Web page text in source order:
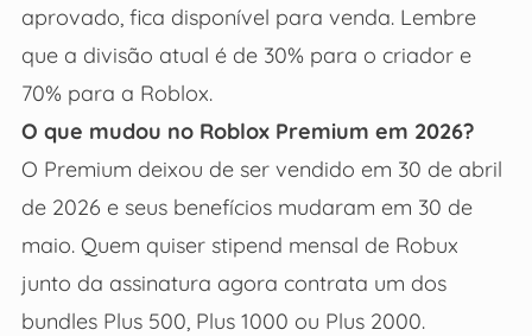
aprovado, fica disponível para venda. Lembre
que a divisão atual é de 30% para o criador e
70% para a Roblox.
O que mudou no Roblox Premium em 2026?
O Premium deixou de ser vendido em 30 de abril
de 2026 e seus benefícios mudaram em 30 de
maio. Quem quiser stipend mensal de Robux
junto da assinatura agora contrata um dos
bundles Plus 500, Plus 1000 ou Plus 2000.